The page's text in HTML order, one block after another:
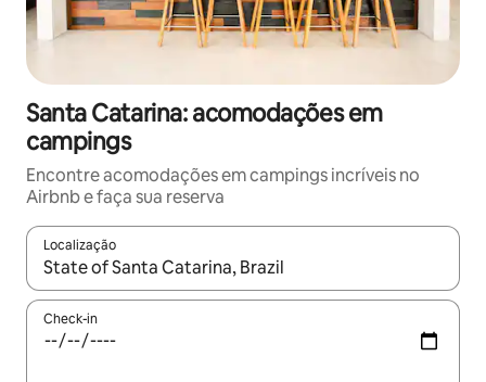
Santa Catarina: acomodações em
campings
Encontre acomodações em campings incríveis no
Airbnb e faça sua reserva
Localização
Quando os resultados estiverem disponíveis, explore-os
Check-in